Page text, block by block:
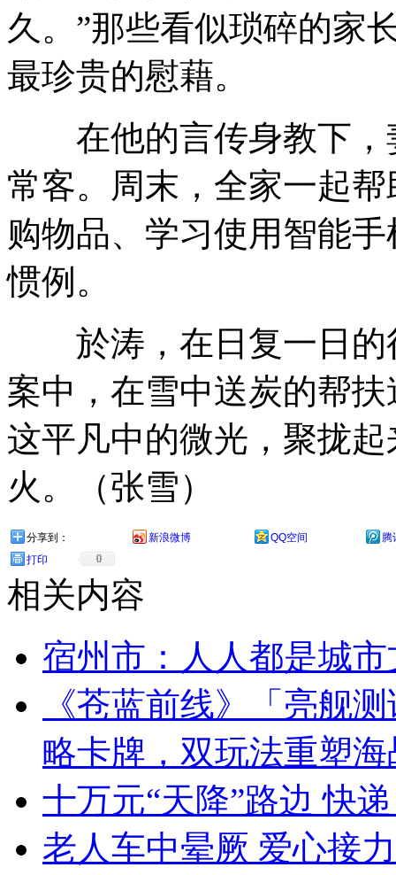
久。”那些看似琐碎的家
最珍贵的慰藉。
在他的言传身教下，
常客。周末，全家一起
购物品、学习使用智能
惯例。
於涛，在日复一日的
案中，在雪中送炭的帮
这平凡中的微光，聚拢
火。（张雪）
分享到： 新浪微博 QQ空间
腾
打印
0
相关内容
宿州市：人人都是城市
《苍蓝前线》「亮舰
略卡牌，双玩法重塑海
十万元“天降”路边 快
老人车中晕厥 爱心接